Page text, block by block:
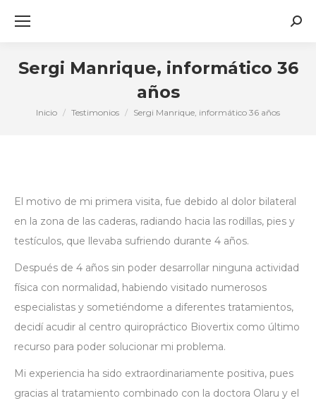
Sergi Manrique, informático 36
años
Estás aquí:
Inicio Testimonios Sergi Manrique, informático 36 años
El motivo de mi primera visita, fue debido al dolor bilateral
en la zona de las caderas, radiando hacia las rodillas, pies y
testículos, que llevaba sufriendo durante 4 años.
Después de 4 años sin poder desarrollar ninguna actividad
física con normalidad, habiendo visitado numerosos
especialistas y sometiéndome a diferentes tratamientos,
decidí acudir al centro quiropráctico Biovertix como último
recurso para poder solucionar mi problema.
Mi experiencia ha sido extraordinariamente positiva, pues
gracias al tratamiento combinado con la doctora Olaru y el